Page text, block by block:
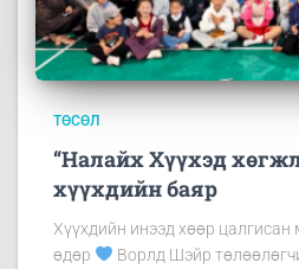
ТӨСӨЛ
“Налайх Хүүхэд
хүүхдийн баяр
Хүүхдийн инээд хөөр цалгисан
өдөр
Ворлд Шэйр